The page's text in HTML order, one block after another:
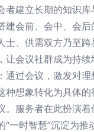
者建立长期的知识库
建会前、会中、会
士、供需双方乃至跨
让会议社群成为持续
通过会议，激发对理
种想象转化为具体的
。服务者在此扮演着
“一时智慧”沉淀为推